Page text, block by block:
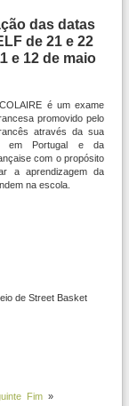
das datas
de 21 e 22
e 12 de maio
é um exame
promovido pelo
através da sua
em Portugal e da
com o propósito
a aprendizagem da
na escola.
de Street Basket
Fim »